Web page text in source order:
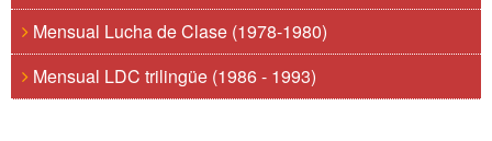
Mensual Lucha de Clase (1978-1980)
Mensual LDC trilingüe (1986 - 1993)